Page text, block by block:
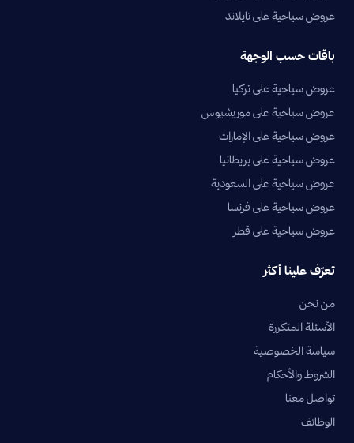
عروض سياحية على تايلاند
باقات حسب الوجهة
عروض سياحية على تركيا
عروض سياحية على موريشيوس
عروض سياحية على الإمارات
عروض سياحية على بريطانيا
عروض سياحية على السعودية
عروض سياحية على فرنسا
عروض سياحية على قطر
تعرّف علينا أكثر
من نحن
الأسئلة المتكررة
سياسة الخصوصية
الشروط والأحكام
تواصل معنا
الوظائف